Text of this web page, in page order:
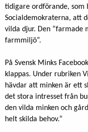
tidigare ordförande, som
Socialdemokraterna, att
vilda djur. Den ”farmade
farmmiljö”.
På Svensk Minks
klappas. Under rubriken
hävdar att minken är ett
det stora intresset från
den vilda minken och
helt skilda behov.”